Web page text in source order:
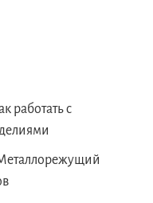
работать с